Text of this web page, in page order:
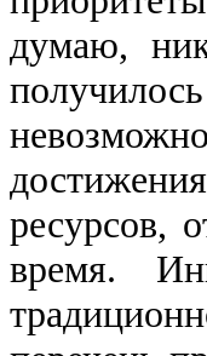
думаю,
ресурсов,
время.